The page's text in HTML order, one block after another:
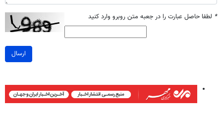
* لطفا حاصل عبارت را در جعبه متن روبرو وارد کنید
ارسال